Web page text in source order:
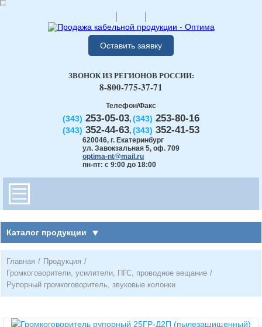
Оставить заявку
Телефон/Факс
(343) 253-05-03, (343) 253-80-16
(343) 352-44-63, (343) 352-41-53
620046, г. Екатеринбург
ул. Завокзальная 5, оф. 709
optima-nt@mail.ru
пн-пт: с 9:00 до 18:00
ЗВОНОК ИЗ РЕГИОНОВ РОССИИ:
8-800-775-37-71
Каталог продукции
Главная / Продукция /
Громкоговорители, усилители, ПГС, проводное вещание /
Рупорный громкоговоритель, звуковые колонки